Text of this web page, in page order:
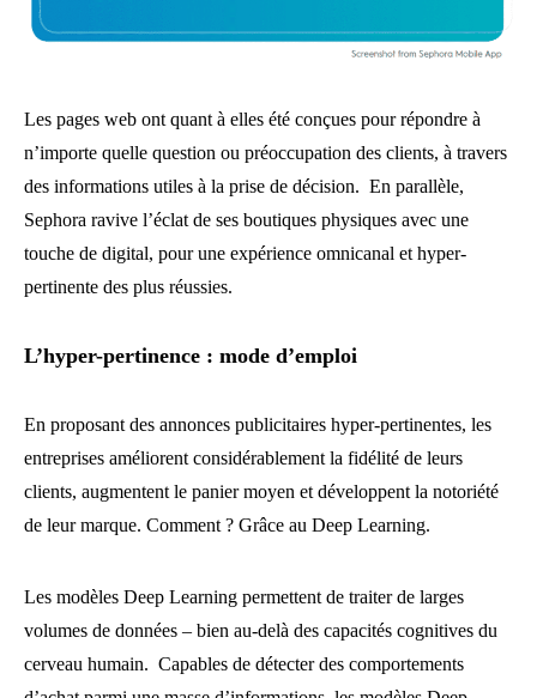
Les pages web ont quant à elles été conçues pour répondre à
n’importe quelle question ou préoccupation des clients, à travers
des informations utiles à la prise de décision. En parallèle,
Sephora ravive l’éclat de ses boutiques physiques avec une
touche de digital, pour une expérience omnicanal et hyper-
pertinente des plus réussies.
L’hyper-pertinence : mode d’emploi
En proposant des annonces publicitaires hyper-pertinentes, les
entreprises améliorent considérablement la fidélité de leurs
clients, augmentent le panier moyen et développent la notoriété
de leur marque. Comment ? Grâce au Deep Learning.
Les modèles Deep Learning permettent de traiter de larges
volumes de données – bien au-delà des capacités cognitives du
cerveau humain. Capables de détecter des comportements